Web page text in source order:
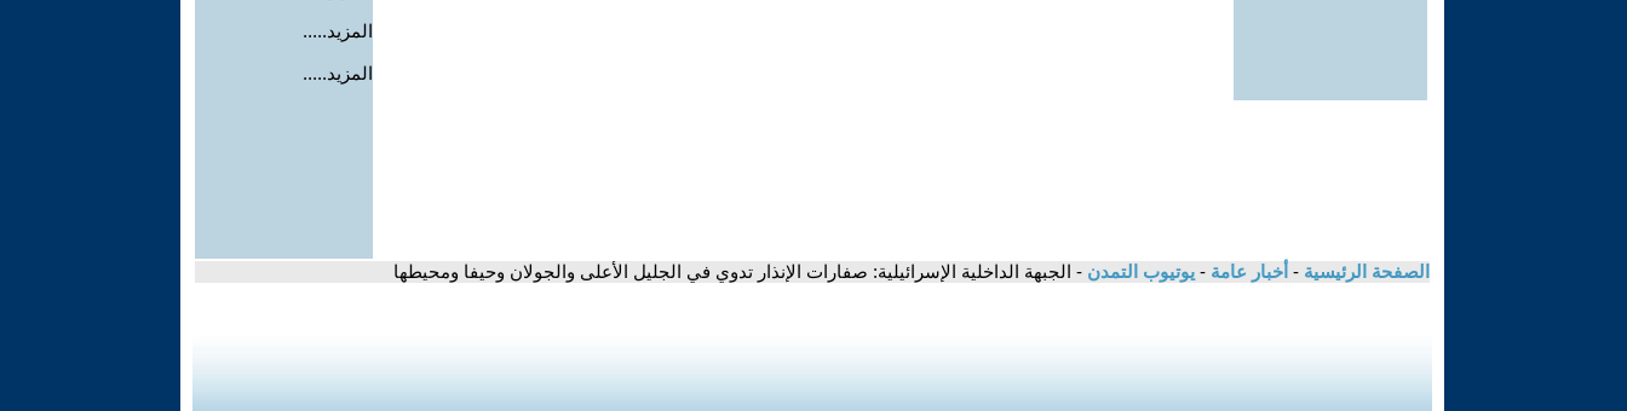
المزيد.....
المزيد.....
الصفحة الرئيسية - أخبار عامة - يوتيوب التمدن - الجبهة الداخلية الإسرائيلية: صفارات الإنذار تدوي في الجليل الأعلى والجولان وحيفا ومحيطها